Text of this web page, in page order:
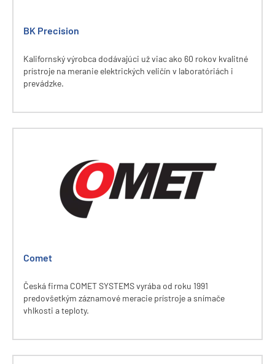
BK Precision
Kalifornský výrobca dodávajúci už viac ako 60 rokov kvalitné
prístroje na meranie elektrických veličín v laboratóriách i
prevádzke.
Comet
Česká firma COMET SYSTEMS vyrába od roku 1991
predovšetkým záznamové meracie prístroje a snímače
vhlkosti a teploty.